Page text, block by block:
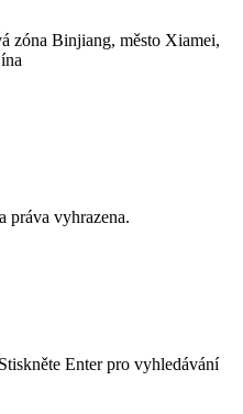
zóna Binjiang, město Xiamei,
práva vyhrazena.
Stiskněte Enter pro vyhledávání